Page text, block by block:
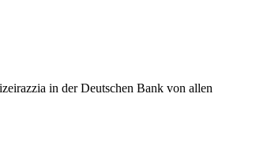
in der Deutschen Bank von allen